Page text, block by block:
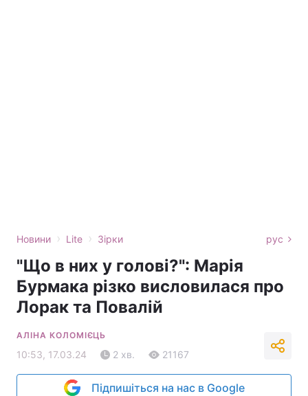
Новини › Lite › Зірки рус
"Що в них у голові?": Марія
Бурмака різко висловилася про
Лорак та Повалій
АЛІНА КОЛОМІЄЦЬ
10:53, 17.03.24 2 хв. 21167
Підпишіться на нас в Google